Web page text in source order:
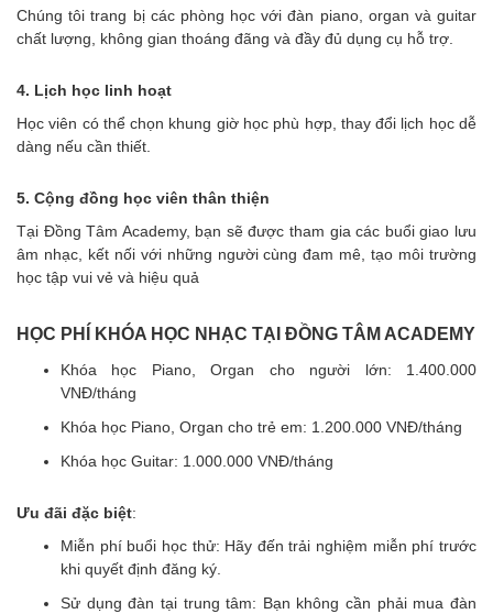
Chúng tôi trang bị các phòng học với đàn piano, organ và guitar
chất lượng, không gian thoáng đãng và đầy đủ dụng cụ hỗ trợ.
4. Lịch học linh hoạt
Học viên có thể chọn khung giờ học phù hợp, thay đổi lịch học dễ
dàng nếu cần thiết.
5. Cộng đồng học viên thân thiện
Tại Đồng Tâm Academy, bạn sẽ được tham gia các buổi giao lưu
âm nhạc, kết nối với những người cùng đam mê, tạo môi trường
học tập vui vẻ và hiệu quả
HỌC PHÍ KHÓA HỌC NHẠC TẠI ĐỒNG TÂM ACADEMY
Khóa học Piano, Organ cho người lớn: 1.400.000
VNĐ/tháng
Khóa học Piano, Organ cho trẻ em: 1.200.000 VNĐ/tháng
Khóa học Guitar: 1.000.000 VNĐ/tháng
Ưu đãi đặc biệt:
Miễn phí buổi học thử: Hãy đến trải nghiệm miễn phí trước
khi quyết định đăng ký.
Sử dụng đàn tại trung tâm: Bạn không cần phải mua đàn